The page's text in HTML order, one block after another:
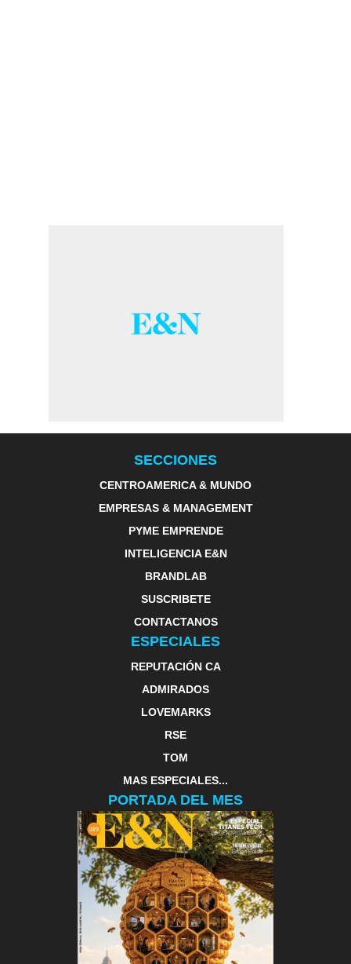
SECCIONES
CENTROAMERICA & MUNDO
EMPRESAS & MANAGEMENT
PYME EMPRENDE
INTELIGENCIA E&N
BRANDLAB
SUSCRIBETE
CONTACTANOS
ESPECIALES
REPUTACIÓN CA
ADMIRADOS
LOVEMARKS
RSE
TOM
MAS ESPECIALES...
PORTADA DEL MES